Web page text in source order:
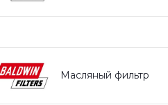
Масляный фильтр